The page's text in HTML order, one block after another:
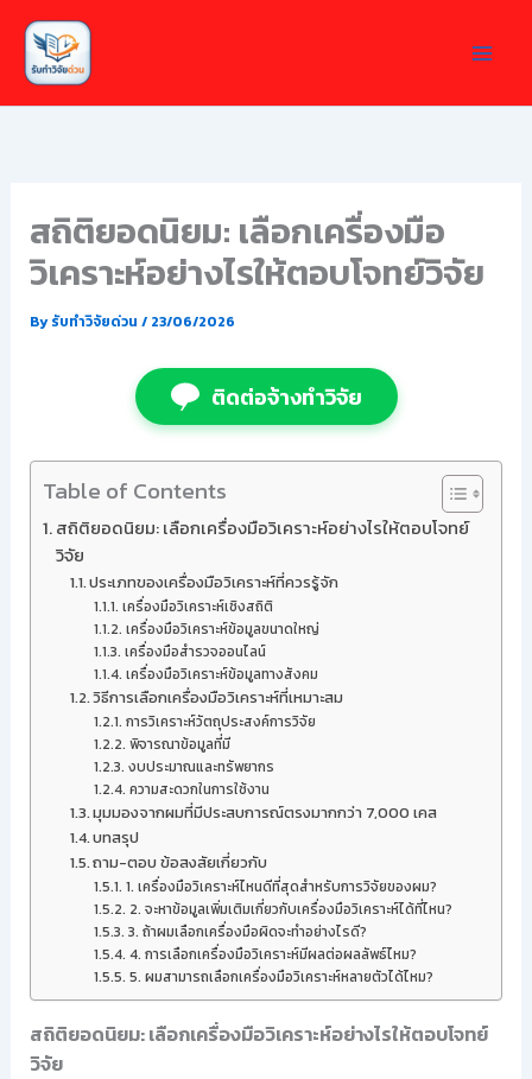
Skip
content
สถิติยอดนิยม: เลือกเครื่องมือ
วิเคราะห์อย่างไรให้ตอบโจทย์วิจัย
Byรับทำวิจัยด่วน / 23/06/2026
ติดต่อจ้างทำวิจัย
Table of Contents
สถิติยอดนิยม: เลือกเครื่องมือวิเคราะห์อย่างไรให้ตอบโจทย์
วิจัย
ประเภทของเครื่องมือวิเคราะห์ที่ควรรู้จัก
เครื่องมือวิเคราะห์เชิงสถิติ
เครื่องมือวิเคราะห์ข้อมูลขนาดใหญ่
เครื่องมือสำรวจออนไลน์
เครื่องมือวิเคราะห์ข้อมูลทางสังคม
วิธีการเลือกเครื่องมือวิเคราะห์ที่เหมาะสม
การวิเคราะห์วัตถุประสงค์การวิจัย
พิจารณาข้อมูลที่มี
งบประมาณและทรัพยากร
ความสะดวกในการใช้งาน
มุมมองจากผมที่มีประสบการณ์ตรงมากกว่า 7,000 เคส
บทสรุป
ถาม-ตอบ ข้อสงสัยเกี่ยวกับ
1. เครื่องมือวิเคราะห์ไหนดีที่สุดสำหรับการวิจัยของผม?
2. จะหาข้อมูลเพิ่มเติมเกี่ยวกับเครื่องมือวิเคราะห์ได้ที่ไหน?
3. ถ้าผมเลือกเครื่องมือผิดจะทำอย่างไรดี?
4. การเลือกเครื่องมือวิเคราะห์มีผลต่อผลลัพธ์ไหม?
5. ผมสามารถเลือกเครื่องมือวิเคราะห์หลายตัวได้ไหม?
สถิติยอดนิยม: เลือกเครื่องมือวิเคราะห์อย่างไรให้ตอบโจทย์
วิจัย